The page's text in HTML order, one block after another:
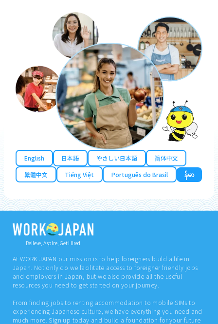
English 日本語 やさしい日本語
简体中文
繁體中文
Tiếng Việt Português do Brasil န်မာ
Believe, Aspire, Get Hired
At WORK JAPAN our mission is to help foreigners build a life in
Japan. Not only do we facilitate access to foreigner friendly jobs
and employers in Japan, but we also provide all the useful
resources you need to get started on your journey.
From finding jobs to renting accommodation to mobile SIMs to
experiencing Japanese culture, we have everything you need and
much more. Sign up today and build a foundation for your future